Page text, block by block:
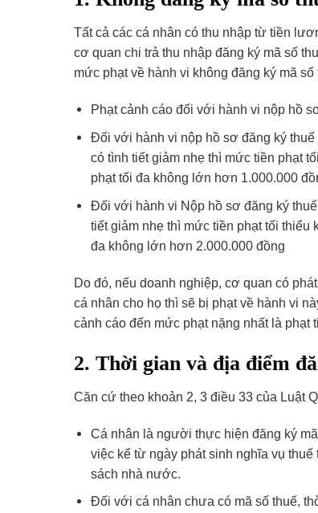
Tất cả các cá nhân có thu nhập từ tiền
cơ quan chi trả thu nhập đăng ký mã số
mức phạt về hành vi không đăng ký mã
Phạt cảnh cáo đối với hành vi nộp hồ
Đối với hành vi nộp hồ sơ đăng ký
có tình tiết giảm nhẹ thì mức tiền phạt
phạt tối đa không lớn hơn 1.000.000
Đối với hành vi Nộp hồ sơ đăng ký
tiết giảm nhẹ thì mức tiền phạt tối thiểu
đa không lớn hơn 2.000.000 đồng
Do đó, nếu doanh nghiệp, cơ quan có
cá nhân cho họ thì sẽ bị phạt về hành vi
cảnh cáo đến mức phạt nặng nhất là phạt
2. Thời gian và địa điểm
Căn cứ theo khoản 2, 3 điều 33 của Luật
Cá nhân là người thực hiện đăng ký
việc kể từ ngày phát sinh nghĩa vụ
sách nhà nước.
Đối với cá nhân chưa có mã số thuế,